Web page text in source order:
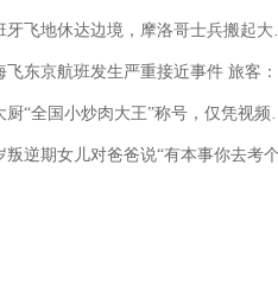
休达边境，摩洛哥士兵搬起大石块投向移民引争议，此前一天内数万人从摩洛哥涌入西班牙
京航班发生严重接近事件 旅客：正常下降后突然拉升，下飞机时都不知险些撞机
“全国小炒肉大王”称号，仅凭视频评出？中国烹饪协会回应
儿对爸爸说“有本事你去考个研究生”，44岁职场“老登”一战上岸“985”；父亲坦言拒绝空想，常年保持每月读6本书的习惯